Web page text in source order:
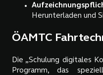
Herunterladen und
ÖAMTC
Die „Schulung digitales
Programm, das